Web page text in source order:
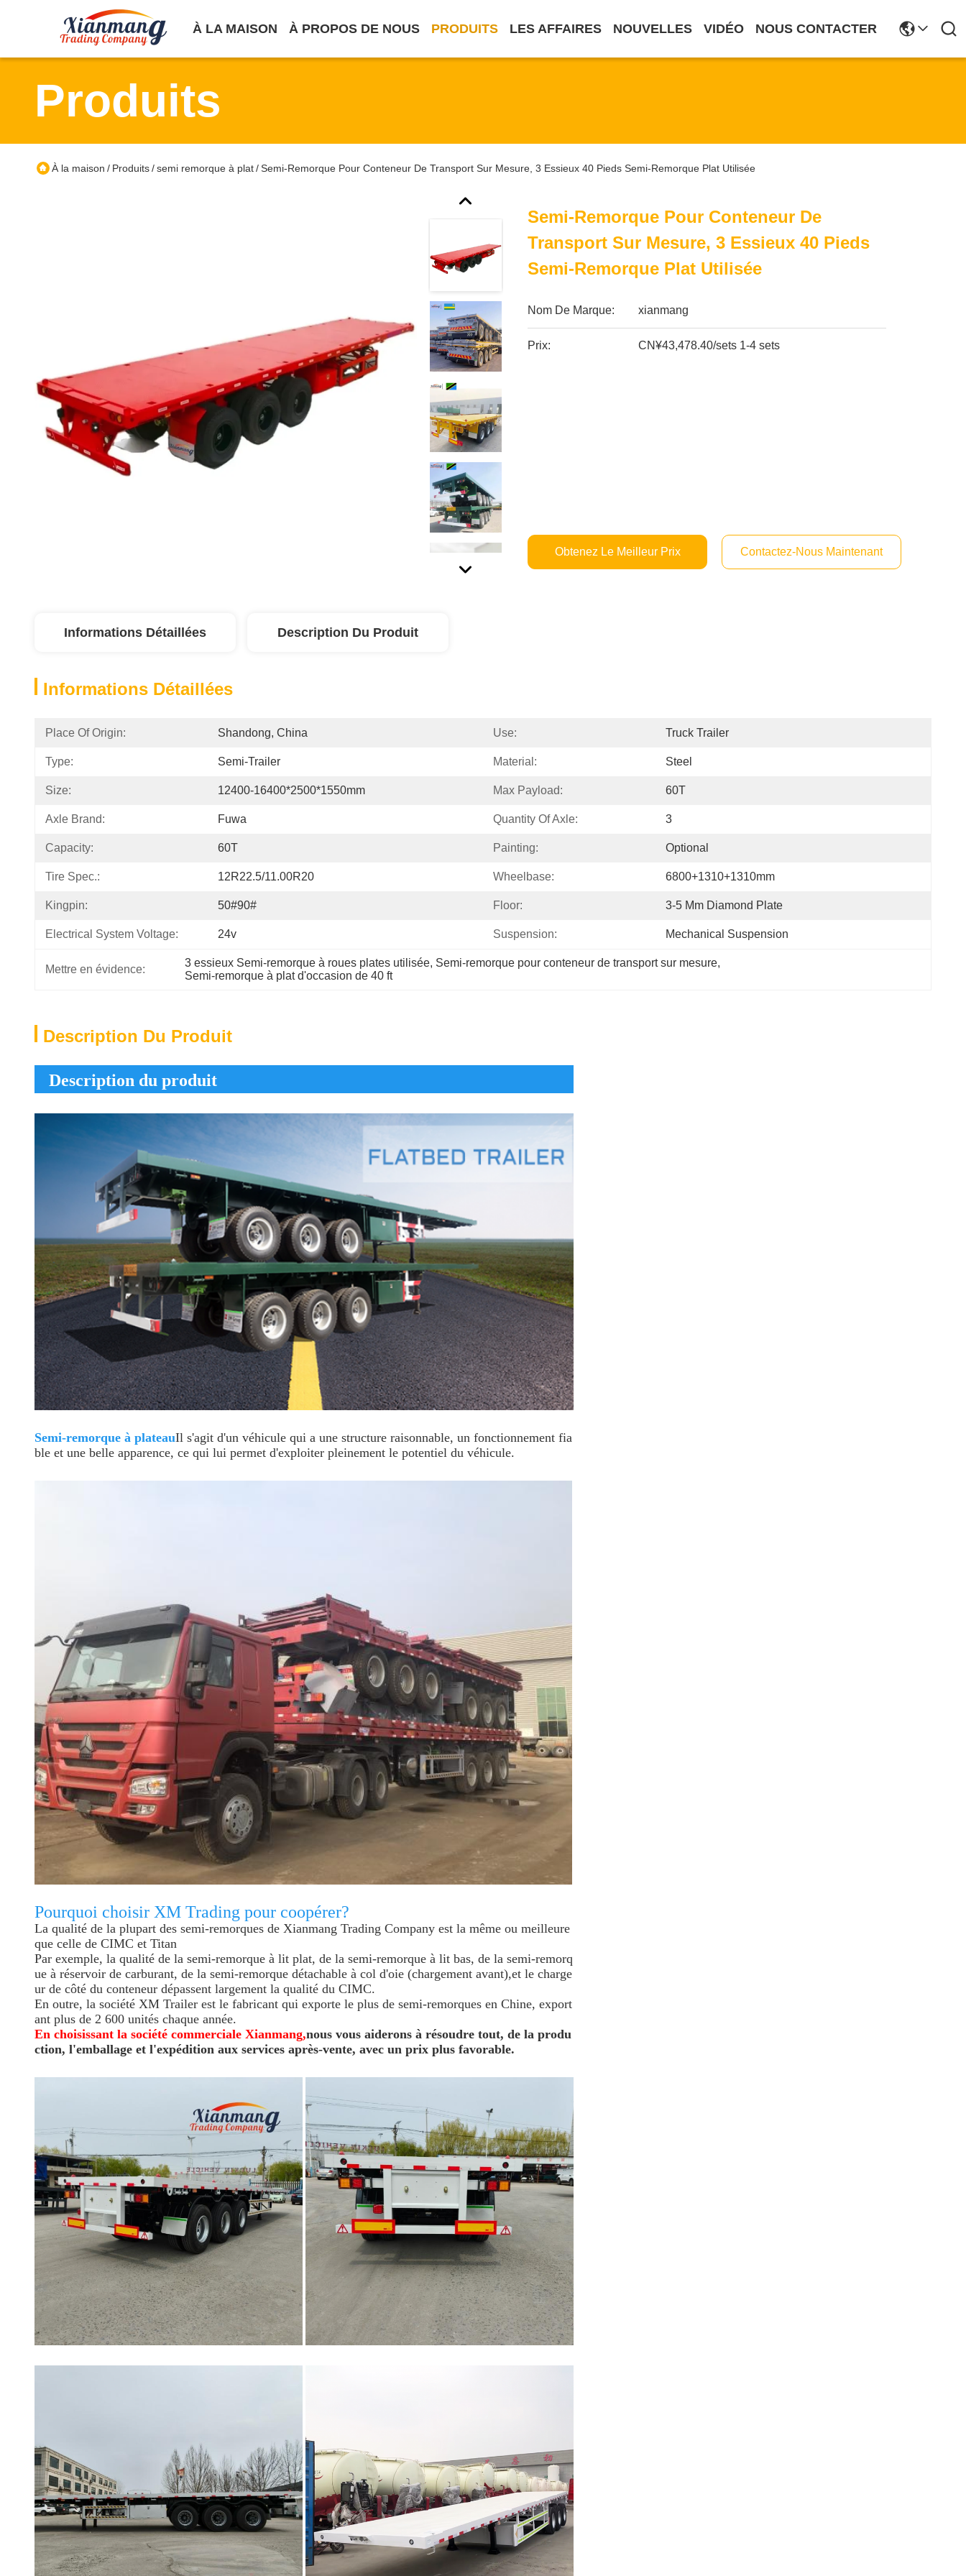
À LA MAISON À PROPOS DE NOUS PRODUITS LES AFFAIRES NOUVELLES VIDÉO NOUS CONTACTER
Produits
À la maison / Produits/semi remorque à plat/Semi-Remorque Pour Conteneur De Transport Sur Mesure, 3 Essieux 40 Pieds Semi-Remorque Plat Utilisée
Semi-Remorque Pour Conteneur De
Transport Sur Mesure, 3 Essieux 40 Pieds
Semi-Remorque Plat Utilisée
Nom De Marque: xianmang
Prix: CN¥43,478.40/sets 1-4 sets
Obtenez Le Meilleur Prix Contactez-Nous Maintenant
Informations Détaillées Description Du Produit
Informations Détaillées
Place Of Origin: Shandong, China Use: Truck Trailer
Type: Semi-Trailer Material: Steel
Size: 12400-16400*2500*1550mm Max Payload: 60T
Axle Brand: Fuwa Quantity Of Axle: 3
Capacity: 60T Painting: Optional
Tire Spec.: 12R22.5/11.00R20 Wheelbase: 6800+1310+1310mm
Kingpin: 50#90# Floor: 3-5 Mm Diamond Plate
Electrical System Voltage: 24v Suspension: Mechanical Suspension
Mettre en évidence:
3 essieux Semi-remorque à roues plates utilisée, Semi-remorque pour conteneur de transport sur mesure,
Semi-remorque à plat d'occasion de 40 ft
Description Du Produit
Description du produit
Semi-remorque à plateauIl s'agit d'un véhicule qui a une structure raisonnable, un fonctionnement fia
ble et une belle apparence, ce qui lui permet d'exploiter pleinement le potentiel du véhicule.
Pourquoi choisir XM Trading pour coopérer?
La qualité de la plupart des semi-remorques de Xianmang Trading Company est la même ou meilleure
que celle de CIMC et Titan
Par exemple, la qualité de la semi-remorque à lit plat, de la semi-remorque à lit bas, de la semi-remorq
ue à réservoir de carburant, de la semi-remorque détachable à col d'oie (chargement avant),et le charge
ur de côté du conteneur dépassent largement la qualité du CIMC.
En outre, la société XM Trailer est le fabricant qui exporte le plus de semi-remorques en Chine, export
ant plus de 2 600 unités chaque année.
En choisissant la société commerciale Xianmang,nous vous aiderons à résoudre tout, de la produ
ction, l'emballage et l'expédition aux services après-vente, avec un prix plus favorable.